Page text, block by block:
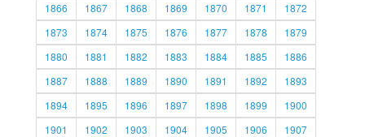
1866
1867 1868 1869 1870 1871
1872
1873
1874 1875 1876 1877 1878
1879
1880
1881 1882 1883 1884 1885
1886
1887
1888 1889 1890 1891 1892
1893
1894
1895 1896 1897 1898 1899
1900
1901
1902 1903 1904 1905 1906
1907